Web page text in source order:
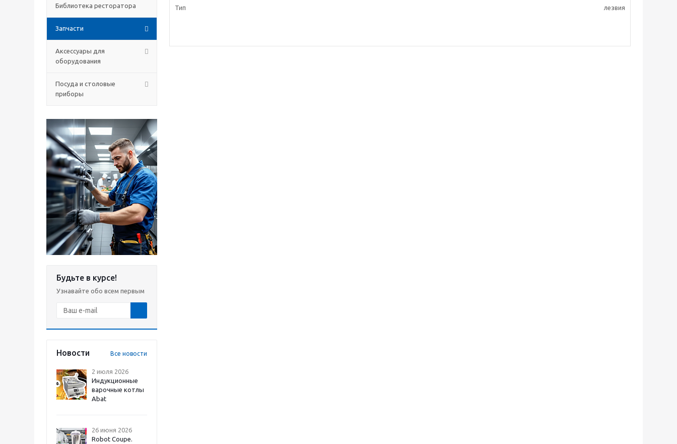
Библиотека ресторатора
Запчасти
Аксессуары для
оборудования
Посуда и столовые
приборы
Будьте в курсе!
Узнавайте обо всем первым
Новости Все новости
2 июля 2026
Индукционные
варочные котлы
Abat
26 июня 2026
Robot Coupe.
Тип
лезвия